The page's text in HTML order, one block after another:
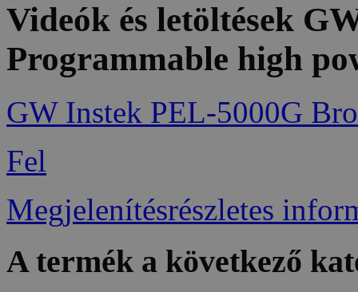
Videók és letöltések
Programmable high
GW Instek PEL-5000G
Fel
Megjelenítésrészletes
A termék a következő